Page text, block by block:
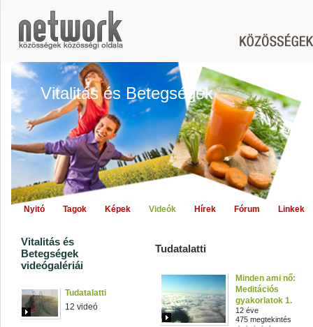
Vitalitás és Betegségek
Nyitó Tagok Képek Videók Hírek Fórum Linkek
Vitalitás és
Betegségek
videógalériái
Tudatalatti
12 videó
Tudatalatti
Minden ami nő:
Meditációs
gyakorlatok 1.
12 éve
475 megtekintés